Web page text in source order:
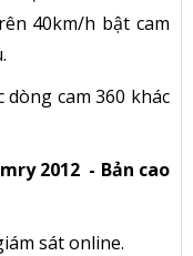
40km/h bật cam
cam 360 khác
2012 - Bản cao
sát online.